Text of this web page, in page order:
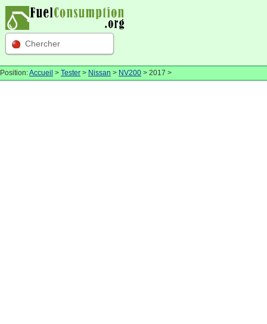
Chercher
Position:Accueil > Tester > Nissan > NV200 > 2017 >